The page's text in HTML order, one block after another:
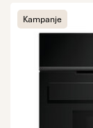
Kampanje